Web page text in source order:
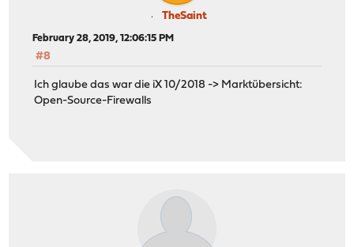
TheSaint
February 28, 2019, 12:06:15 PM
#8
Ich glaube das war die iX 10/2018 -> Marktübersicht:
Open-Source-Firewalls